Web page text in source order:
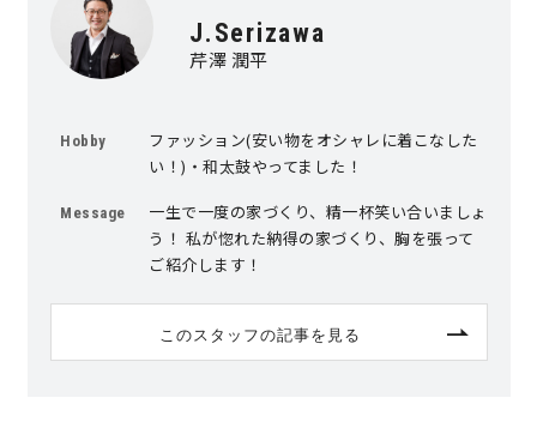
CLOSE
J.Serizawa
芹澤 潤平
Hobby
ファッション(安い物をオシャレに着こなした
い！)・和太鼓やってました！
Message
一生で一度の家づくり、精一杯笑い合いましょ
う！ 私が惚れた納得の家づくり、胸を張って
ご紹介します！
このスタッフの記事を見る